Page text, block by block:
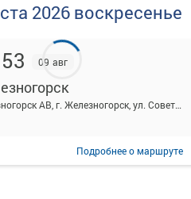
2026 воскресенье
09 авг
Железногорск АВ, г. Железногорск, ул. Советской Армии, 8
Подробнеео маршруте